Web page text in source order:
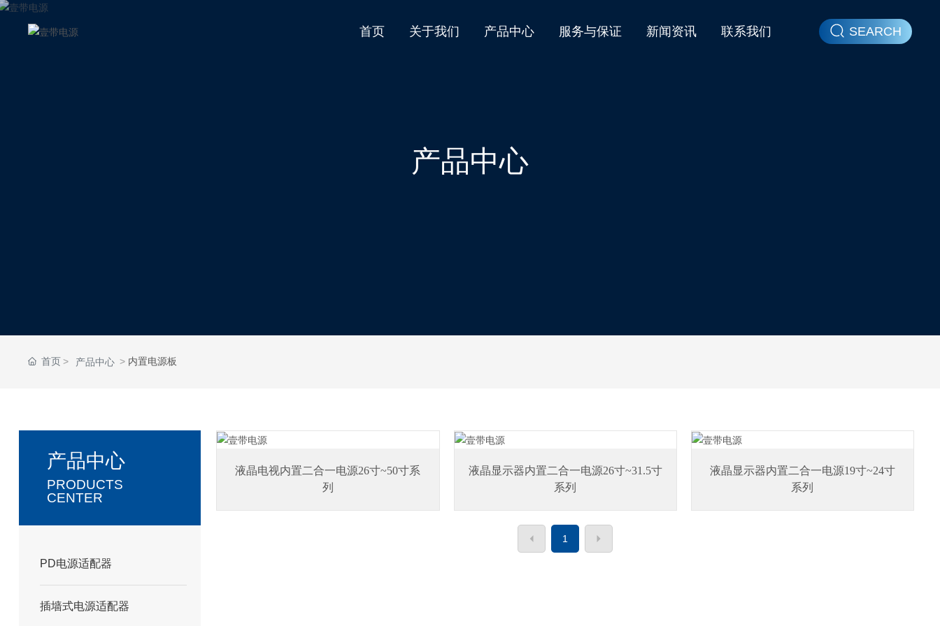
首页 关于我们 产品中心 服务与保证 新闻资讯 联系我们 SEARCH
产品中心
首页 产品中心 内置电源板
产品中心
PRODUCTS
CENTER
PD电源适配器
插墙式电源适配器
液晶电视内置二合一电源26寸~50寸系
列
液晶显示器内置二合一电源26寸~31.5寸
系列
液晶显示器内置二合一电源19寸~24寸
系列
1